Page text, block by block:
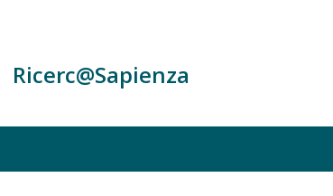
Ricerc@Sapienza